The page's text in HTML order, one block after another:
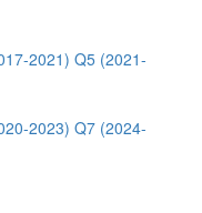
2021) Q5 (2021-
2023) Q7 (2024-